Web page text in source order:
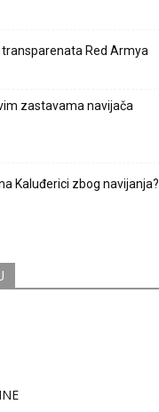
transparenata Red Armya
zastavama navijača
Kaluđerici zbog navijanja?